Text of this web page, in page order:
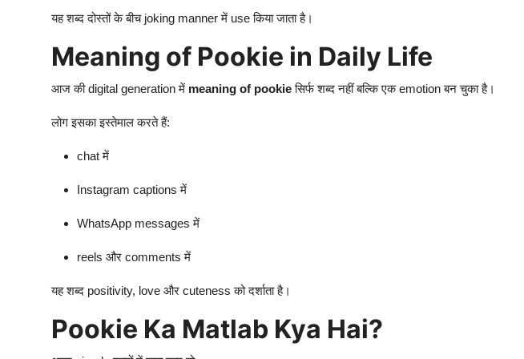
यह शब्द दोस्तों के बीच joking manner में use किया जाता है।
Meaning of Pookie in Daily Life
आज की digital generation में meaning of pookieसिर्फ शब्द नहीं बल्कि एक emotion बन चुका है।
लोग इसका इस्तेमाल करते हैं:
chat में
Instagram captions में
WhatsApp messages में
reels और comments में
यह शब्द positivity, love और cuteness को दर्शाता है।
Pookie Ka Matlab Kya Hai?